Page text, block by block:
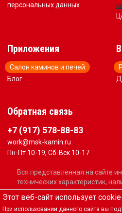
персональных данных
Приложения
Салон каминов и печей
Блог
Обратная связь
+7 (917) 578-88-83
work@msk-kamin.ru
Пн-Пт 10-19, Сб-Вск 10-17
Вся представленная на сайте
технических характеристик,
стоимости товаров, носит
не является публичной
положениями Статьи 437(2)
Этот веб-сайт использует
При использовании данного сайта вы